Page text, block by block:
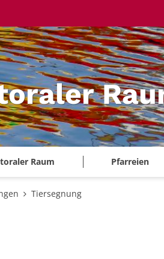
Raum Pfarreien
Tiersegnung